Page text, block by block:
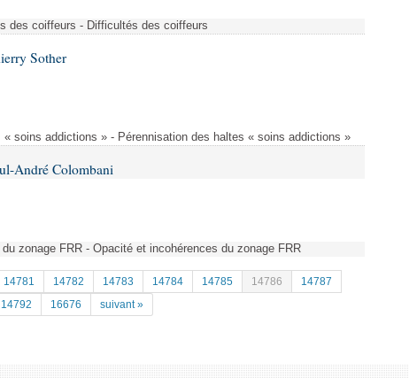
des coiffeurs - Difficultés des coiffeurs
Sother
soins addictions » - Pérennisation des haltes « soins addictions »
André Colombani
zonage FRR - Opacité et incohérences du zonage FRR
14781 14782 14783 14784 14785 14786
14787
14792
16676 suivant »